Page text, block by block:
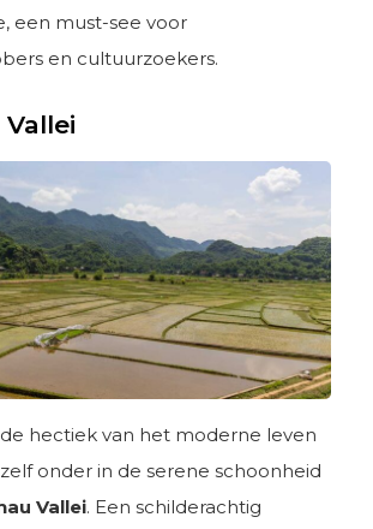
een must-see voor
en cultuurzoekers.
Vallei
hectiek van het moderne leven
onder in de serene schoonheid
Vallei. Een schilderachtig